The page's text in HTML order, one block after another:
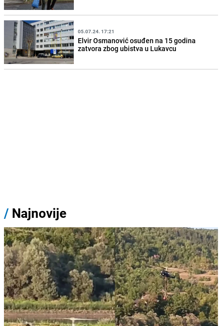
05.07.24. 17:21
Elvir Osmanović osuđen na 15 godina
zatvora zbog ubistva u Lukavcu
/ Najnovije